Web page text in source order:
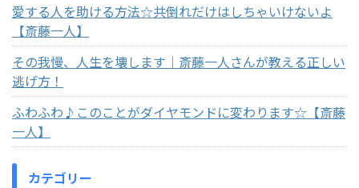
愛する人を助ける方法☆共倒れだけはしちゃいけないよ
【斎藤一人】
その我慢、人生を壊します｜斎藤一人さんが教える正しい
逃げ方！
ふわふわ♪このことがダイヤモンドに変わります☆【斎藤
一人】
カテゴリー